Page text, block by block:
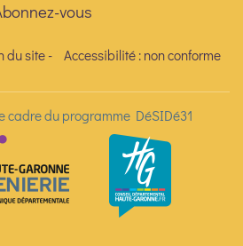
vous
du site - Accessibilité : non conforme
cadre du programme DéSIDé31